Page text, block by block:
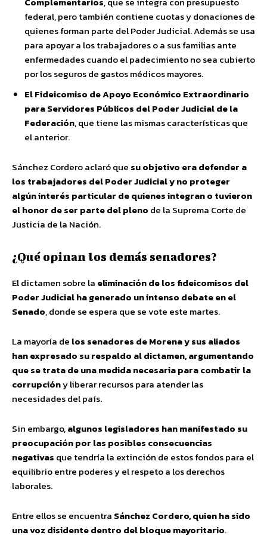
federal, pero también contiene cuotas y donaciones de
quienes forman parte del Poder Judicial. Además se usa
para apoyar a los trabajadores o a sus familias ante
enfermedades cuando el padecimiento no sea cubierto
por los seguros de gastos médicos mayores.
El Fideicomiso de Apoyo Económico Extraordinario
para Servidores Públicos del Poder Judicial de la
Federación, que tiene las mismas características que
el anterior.
Sánchez Cordero aclaró que su objetivo era defender a
los trabajadores del Poder Judicial y no proteger
algún interés particular de quienes integran o tuvieron
el honor de ser parte del pleno de la Suprema Corte de
Justicia de la Nación.
¿Qué opinan los demás senadores?
El dictamen sobre la eliminación de los fideicomisos del
Poder Judicial ha generado un intenso debate en el
Senado, donde se espera que se vote este martes.
La mayoría de los senadores de Morena y sus aliados
han expresado su respaldo al dictamen, argumentando
que se trata de una medida necesaria para combatir la
corrupcióny liberar recursos para atender las
necesidades del país.
Sin embargo,algunos legisladores han manifestado su
preocupación por las posibles consecuencias
negativas que tendría la extinción de estos fondos para el
equilibrio entre poderes y el respeto a los derechos
laborales.
Entre ellos se encuentra Sánchez Cordero, quien ha sido
una voz disidente dentro del bloque mayoritario.